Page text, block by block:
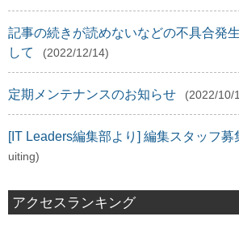
記事の続きが読めないなどの不具合発
して
(2022/12/14)
定期メンテナンスのお知らせ (2022/10/
[IT Leaders編集部より] 編集スタッフ募
uiting)
アクセスランキング